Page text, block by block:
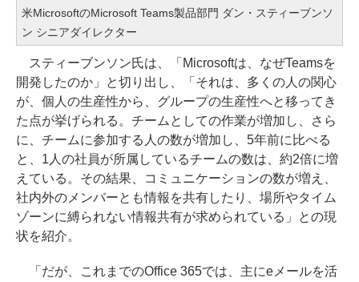
米MicrosoftのMicrosoft Teams製品部門 ダン・スティーブンソ
ン シニアダイレクター
スティーブンソン氏は、「Microsoftは、なぜTeamsを
開発したのか」と切り出し、「それは、多くの人の関心
が、個人の生産性から、グループの生産性へと移ってき
た点が挙げられる。チームとしての作業が増加し、さら
に、チームに参加する人の数が増加し、5年前に比べる
と、1人の社員が所属しているチームの数は、約2倍に増
えている。その結果、コミュニケーションの数が増え、
社内外のメンバーとも情報を共有したり、場所やタイム
ゾーンに縛られない情報共有が求められている」との現
状を紹介。
「だが、これまでのOffice 365では、主にeメールを活